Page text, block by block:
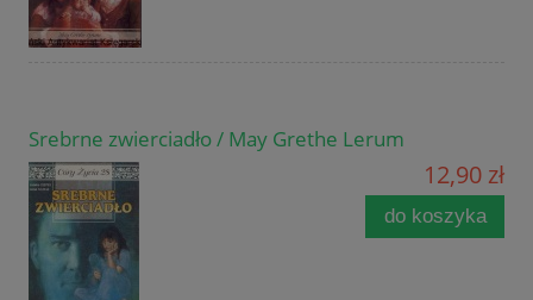
Srebrne zwierciadło / May Grethe Lerum
12,90 zł
do koszyka